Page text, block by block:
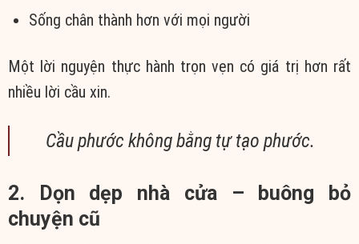
Sống chân thành hơn với mọi người
Một lời nguyện thực hành trọn vẹn có giá trị hơn rất
nhiều lời cầu xin.
Cầu phước không bằng tự tạo phước.
2. Dọn dẹp nhà cửa – buông bỏ
chuyện cũ